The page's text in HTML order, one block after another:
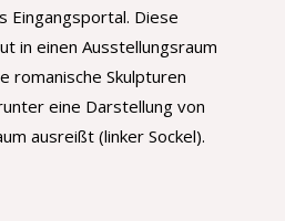
Eingangsportal. Diese
in einen Ausstellungsraum
romanische Skulpturen
eine Darstellung von
ausreißt (linker Sockel).